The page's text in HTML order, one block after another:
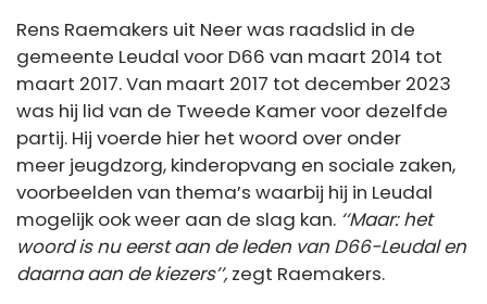
Rens Raemakers uit Neer was raadslid in de
gemeente Leudal voor D66 van maart 2014 tot
maart 2017. Van maart 2017 tot december 2023
was hij lid van de Tweede Kamer voor dezelfde
partij. Hij voerde hier het woord over onder
meer jeugdzorg, kinderopvang en sociale zaken,
voorbeelden van thema’s waarbij hij in Leudal
mogelijk ook weer aan de slag kan. ‘‘Maar: het
woord is nu eerst aan de leden van D66-Leudal en
daarna aan de kiezers’’, zegt Raemakers.